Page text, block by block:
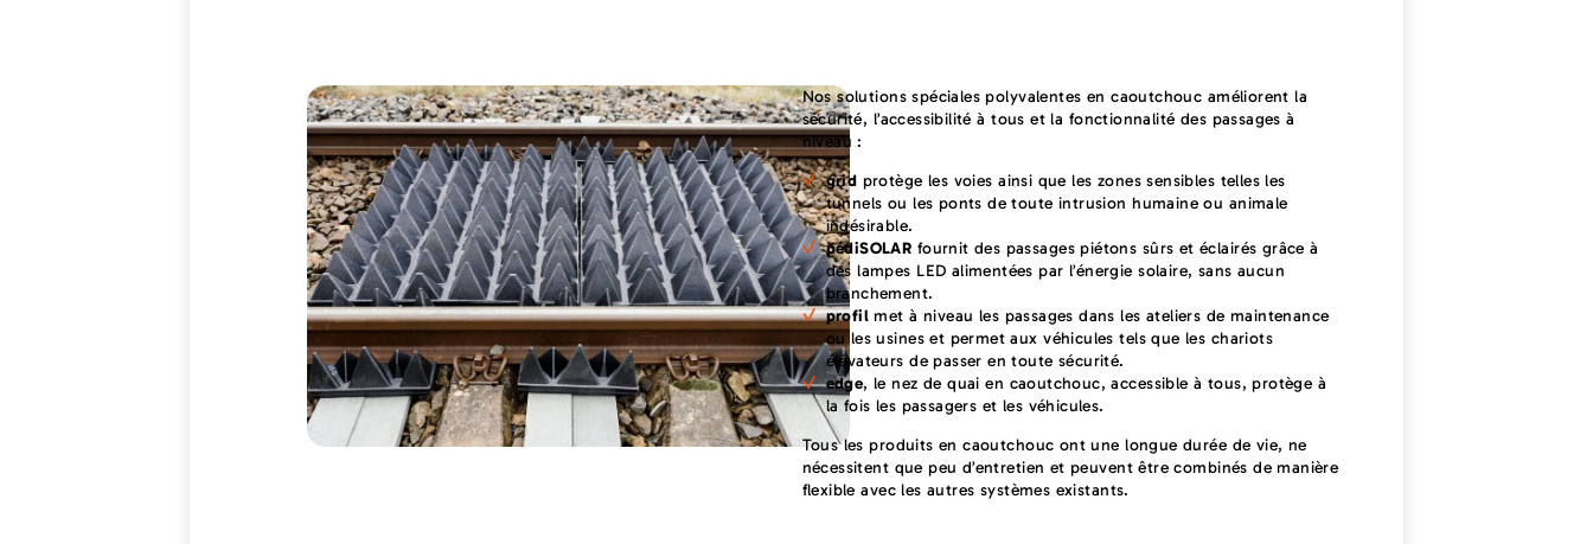
Nos solutions spéciales polyvalentes en caoutchouc améliorent la
sécurité, l’accessibilité à tous et la fonctionnalité des passages à
niveau :
grid protège les voies ainsi que les zones sensibles telles les
tunnels ou les ponts de toute intrusion humaine ou animale
indésirable.
pédiSOLAR fournit des passages piétons sûrs et éclairés grâce à
des lampes LED alimentées par l’énergie solaire, sans aucun
branchement.
profil met à niveau les passages dans les ateliers de maintenance
ou les usines et permet aux véhicules tels que les chariots
élévateurs de passer en toute sécurité.
edge, le nez de quai en caoutchouc, accessible à tous, protège à
la fois les passagers et les véhicules.
Tous les produits en caoutchouc ont une longue durée de vie, ne
nécessitent que peu d’entretien et peuvent être combinés de manière
flexible avec les autres systèmes existants.